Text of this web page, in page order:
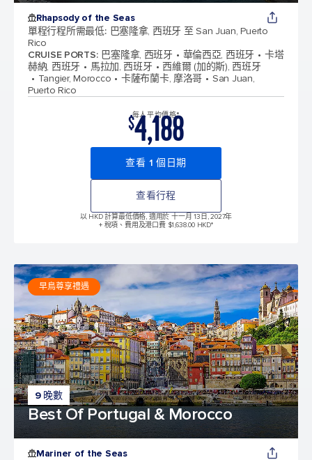
Rhapsody of the Seas
單程行程所需最低: 巴塞隆拿, 西班牙 至 San Juan, Puerto
Rico
CRUISE PORTS: 巴塞隆拿, 西班牙 華倫西亞, 西班牙
卡塔
赫納, 西班牙
馬拉加, 西班牙
西維爾 (加的斯), 西班牙
Tangier, Morocco
卡薩布蘭卡, 摩洛哥
San Juan,
Puerto Rico
每人平均價格*
$4,188
查看 1 個日期
查看行程
以 HKD 計算最低價格, 適用於 十一月 13日, 2027年
+ 稅項、費用及港口費 $1,638.00 HKD*
9 晚數
Best Of Portugal & Morocco
早鳥尊享禮遇
Mariner of the Seas